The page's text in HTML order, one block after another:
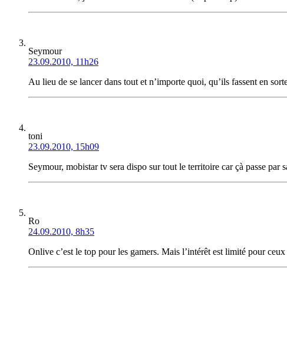
Seymour
23.09.2010, 11h26
Au lieu de se lancer dans tout et n’importe quoi, qu’ils fassent en
toni
23.09.2010, 15h09
Seymour, mobistar tv sera dispo sur tout le territoire car çà passe
Ro
24.09.2010, 8h35
Onlive c’est le top pour les gamers. Mais l’intérêt est limité pour